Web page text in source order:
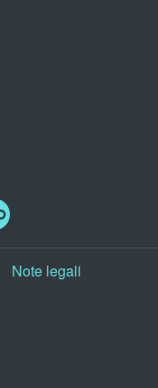
Note legali